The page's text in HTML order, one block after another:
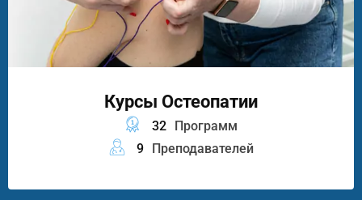
Курсы Остеопатии
32 Программ
9
Преподавателей